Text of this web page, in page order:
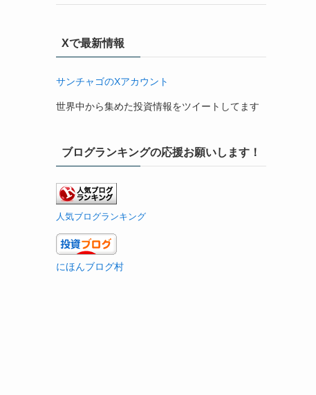
Xで最新情報
サンチャゴのXアカウント
世界中から集めた投資情報をツイートしてます
ブログランキングの応援お願いします！
人気ブログランキング
にほんブログ村